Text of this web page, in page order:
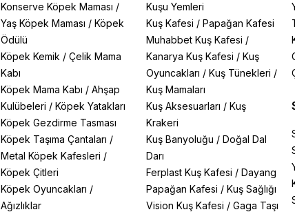
Konserve Köpek Maması /
Yaş Köpek Maması /Köpek
Ödülü
Köpek Kemik /Çelik Mama
Kabı
Köpek Mama Kabı /Ahşap
Kulübeleri /Köpek Yatakları
Köpek Gezdirme Tasması
Köpek Taşıma Çantaları /
Metal Köpek Kafesleri /
Köpek Çitleri
Köpek Oyuncakları /
Ağızlıklar
Kuşu Yemleri
Kuş Kafesi / Papağan Kafesi
Muhabbet Kuş Kafesi /
Kanarya Kuş Kafesi / Kuş
Oyuncakları / Kuş Tünekleri /
Kuş Mamaları
Kuş Aksesuarları / Kuş
Krakeri
Kuş Banyoluğu / Doğal Dal
Darı
Ferplast Kuş Kafesi / Dayang
Papağan Kafesi / Kuş Sağlığı
Vision Kuş Kafesi / Gaga Taşı